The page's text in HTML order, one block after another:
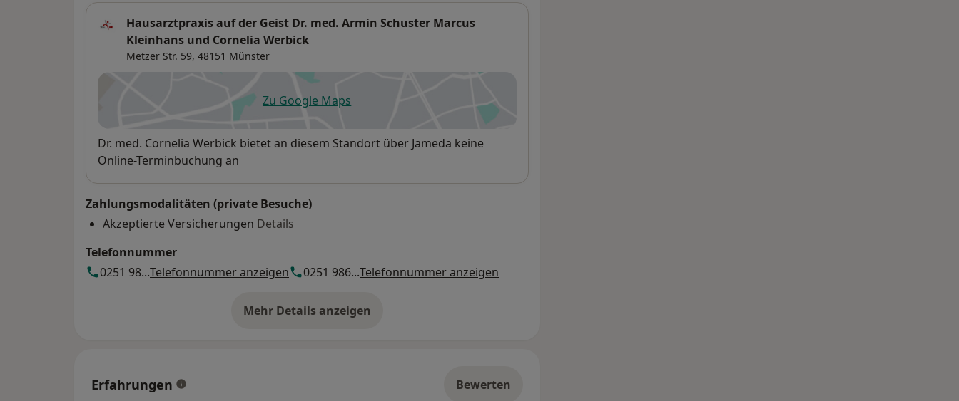
Hausarztpraxis auf der Geist Dr. med. Armin Schuster Marcus
Kleinhans und Cornelia Werbick
Metzer Str. 59, 48151 Münster
Zu Google Mapsöffnet in einer neuen Registerkarte
Verfügbarkeit
Dr. med. Cornelia Werbick bietet an diesem Standort über Jameda keine
Online-Terminbuchung an
Zahlungsmodalitäten (private Besuche)
Akzeptierte Versicherungen Details
Telefonnummer
0251 98...Telefonnummer anzeigen 0251 986...Telefonnummer anzeigen
Mehr Details anzeigen
über die Adresse
Erfahrungen Bewerten